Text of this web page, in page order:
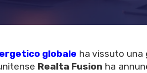
globale ha vissuto una
Realta Fusion ha